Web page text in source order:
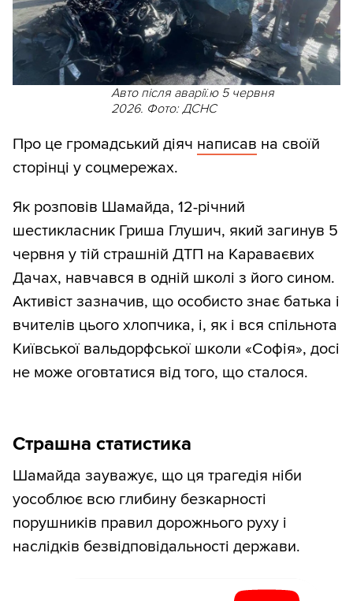
Авто після аварії.ю 5 червня
2026. Фото: ДСНС
Про це громадський діяч написав на своїй
сторінці у соцмережах.
Як розповів Шамайда, 12-річний
шестикласник Гриша Глушич, який загинув 5
червня у тій страшній ДТП на Караваєвих
Дачах, навчався в одній школі з його сином.
Активіст зазначив, що особисто знає батька і
вчителів цього хлопчика, і, як і вся спільнота
Київської вальдорфської школи «Софія», досі
не може оговтатися від того, що сталося.
Страшна статистика
Шамайда зауважує, що ця трагедія ніби
уособлює всю глибину безкарності
порушників правил дорожнього руху і
наслідків безвідповідальності держави.